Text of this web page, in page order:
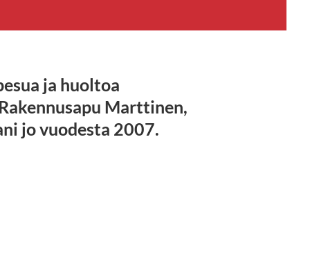
ja huoltoa
Marttinen,
jo vuodesta 2007.